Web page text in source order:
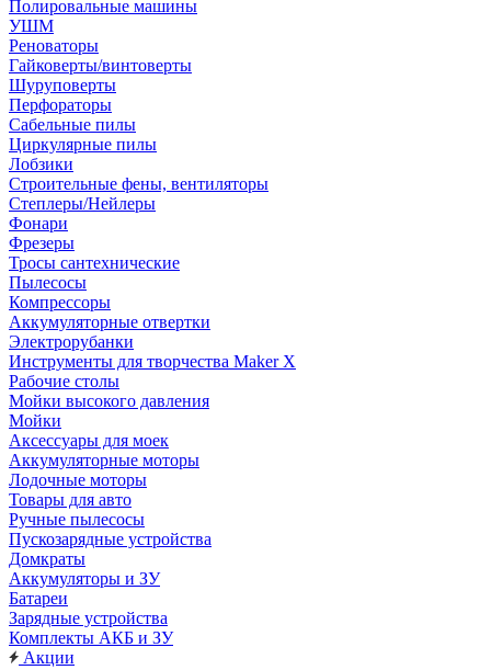
Полировальные машины
УШМ
Реноваторы
Гайковерты/винтоверты
Шуруповерты
Перфораторы
Сабельные пилы
Циркулярные пилы
Лобзики
Строительные фены, вентиляторы
Степлеры/Нейлеры
Фонари
Фрезеры
Тросы сантехнические
Пылесосы
Компрессоры
Аккумуляторные отвертки
Электрорубанки
Инструменты для творчества Maker X
Рабочие столы
Мойки высокого давления
Мойки
Аксессуары для моек
Аккумуляторные моторы
Лодочные моторы
Товары для авто
Ручные пылесосы
Пускозарядные устройства
Домкраты
Аккумуляторы и ЗУ
Батареи
Зарядные устройства
Комплекты АКБ и ЗУ
Акции